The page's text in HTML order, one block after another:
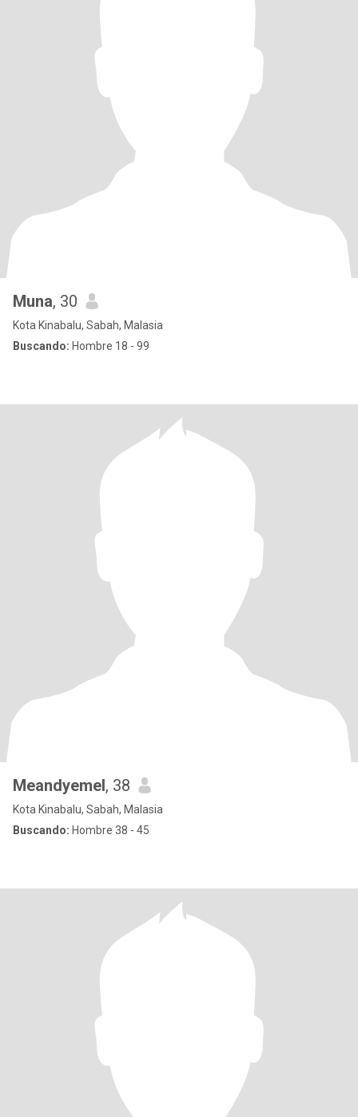
Muna, 30
Kota Kinabalu, Sabah, Malasia
Buscando: Hombre 18 - 99
Meandyemel, 38
Kota Kinabalu, Sabah, Malasia
Buscando: Hombre 38 - 45